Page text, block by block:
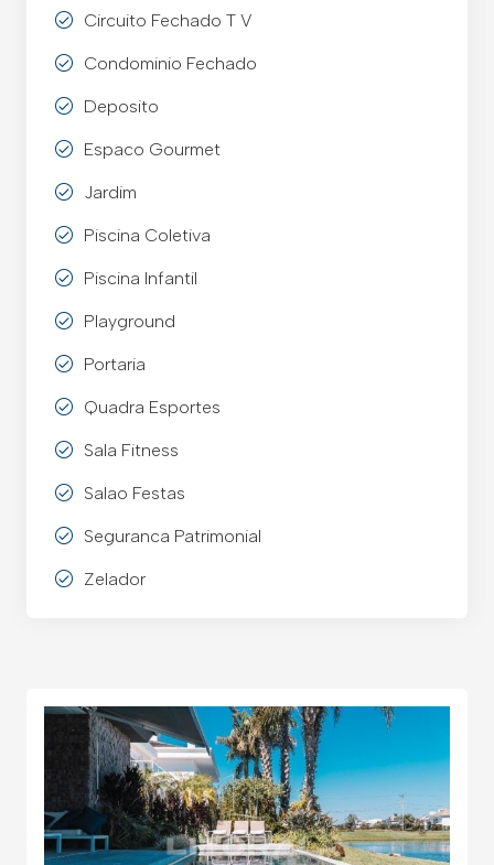
Circuito Fechado T V
Condominio Fechado
Deposito
Espaco Gourmet
Jardim
Piscina Coletiva
Piscina Infantil
Playground
Portaria
Quadra Esportes
Sala Fitness
Salao Festas
Seguranca Patrimonial
Zelador